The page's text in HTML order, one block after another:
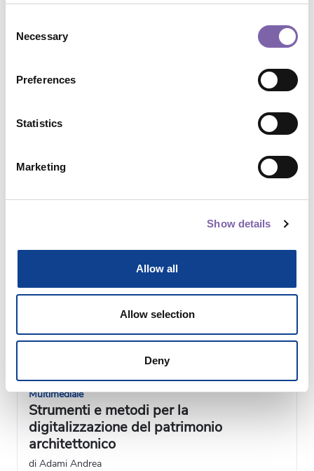
Selection
Necessary
Preferences
Statistics
Marketing
Show details
Allow all
Allow selection
Deny
Modellazione informativa: linee guida e
protocolli di modellazione
Open Badge
Multimediale
Strumenti e metodi per la
digitalizzazione del patrimonio
architettonico
di Adami Andrea